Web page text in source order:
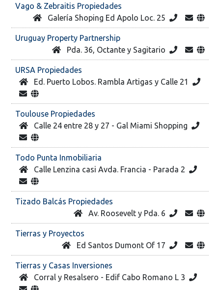
Vago & Zebraitis Propiedades
Galería Shoping Ed Apolo Loc. 25
Uruguay Property Partnership
Pda. 36, Octante y Sagitario
URSA Propiedades
Ed. Puerto Lobos. Rambla Artigas y Calle 21
Toulouse Propiedades
Calle 24 entre 28 y 27 - Gal Miami Shopping
Todo Punta Inmobiliaria
Calle Lenzina casi Avda. Francia - Parada 2
Tizado Balcás Propiedades
Av. Roosevelt y Pda. 6
Tierras y Proyectos
Ed Santos Dumont Of 17
Tierras y Casas Inversiones
Corral y Resalsero - Edif Cabo Romano L 3